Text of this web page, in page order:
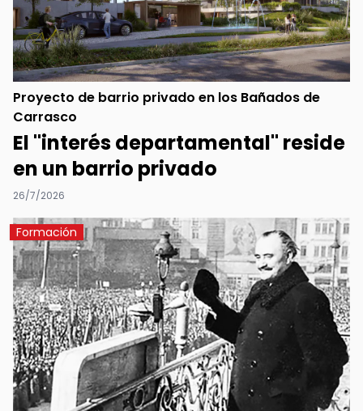
Proyecto de barrio privado en los Bañados de
Carrasco
El "interés departamental" reside
en un barrio privado
26/7/2026
Formación